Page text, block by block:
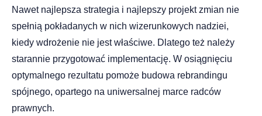
Nawet najlepsza strategia i najlepszy projekt zmian nie
spełnią pokładanych w nich wizerunkowych nadziei,
kiedy wdrożenie nie jest właściwe. Dlatego też należy
starannie przygotować implementację. W osiągnięciu
optymalnego rezultatu pomoże budowa rebrandingu
spójnego, opartego na uniwersalnej marce radców
prawnych.